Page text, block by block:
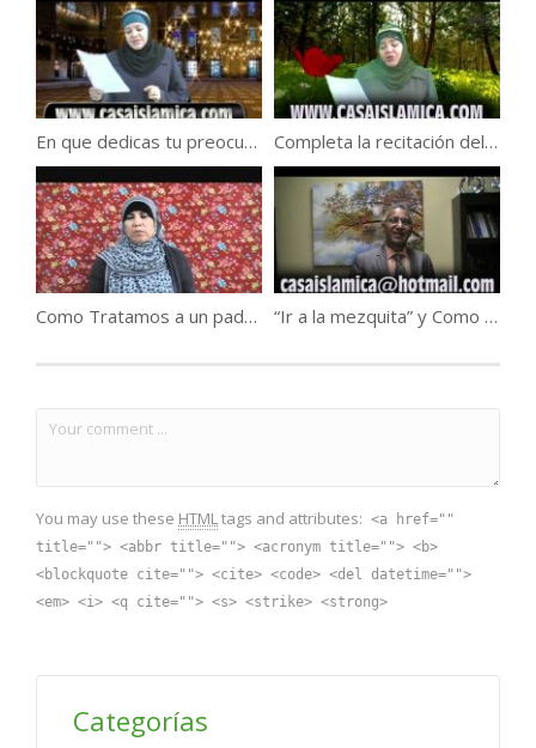
En que dedicas tu preocupación ? Completa la recitación del Corán cada mes por lo menos!
Como Tratamos a un padre que abandona sus hijos ? “Ir a la mezquita” y Como Irnos a La mezquitas ?
You may use these HTMLtags and attributes: <a href=""
title=""> <abbr title=""> <acronym title=""> <b>
<blockquote cite=""> <cite> <code> <del datetime="">
<em> <i> <q cite=""> <s> <strike> <strong>
Categorías